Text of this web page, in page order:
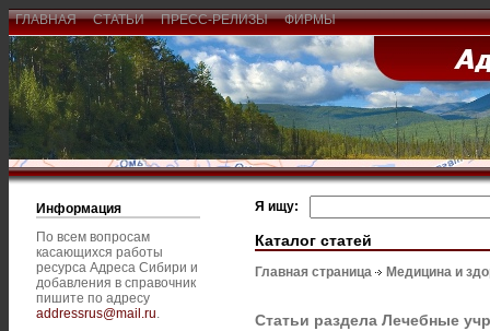
ГЛАВНАЯ СТАТЬИ ПРЕСС-РЕЛИЗЫ ФИРМЫ
Информация
По всем вопросам
касающихся работы
ресурса Адреса Сибири и
добавления в справочник
пишите по адресу
addressrus@mail.ru.
Я ищу:
Каталог статей
Главная страница Медицина и
Статьи раздела Лечебные